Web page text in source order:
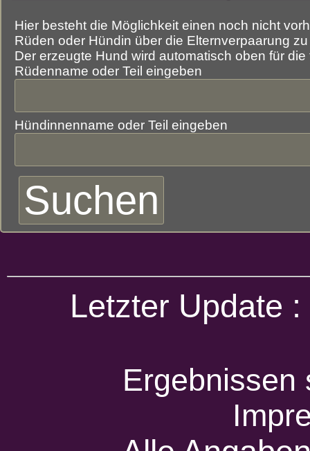
Hier besteht die Möglichkeit einen noch nicht
Rüden oder Hündin über die Elternverpaarung
Der erzeugte Hund wird automatisch oben für
Rüdenname oder Teil eingeben
Hündinnenname oder Teil eingeben
Letzter Update
Ergebnissen